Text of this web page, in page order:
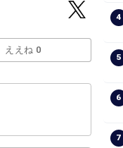
ええね 0
4
5
6
7